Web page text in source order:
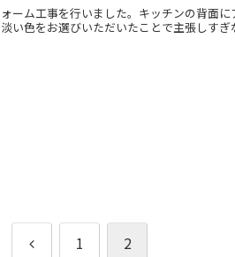
ーム工事を行いました。キッチンの背面
い色をお選びいただいたことで主張しすぎ
前 1 2